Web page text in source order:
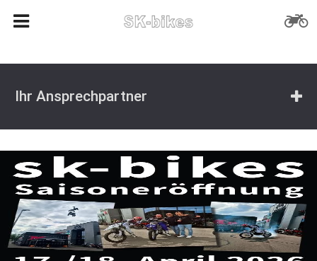
Ihr Ansprechpartner